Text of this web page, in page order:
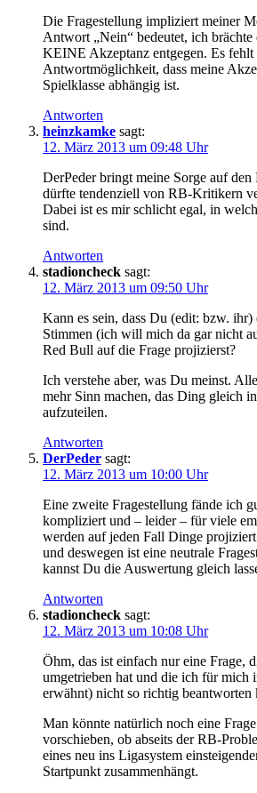
Die Fragestellung impliziert meiner
Antwort „Nein“ bedeutet, ich
KEINE Akzeptanz entgegen. Es fehlt
Antwortmöglichkeit, dass meine
Spielklasse abhängig ist.
Antworten
heinzkamke sagt:
12. März 2013 um 09:48 Uhr
DerPeder bringt meine Sorge auf
dürfte tendenziell von RB-Kritikern
Dabei ist es mir schlicht egal, in
sind.
Antworten
stadioncheck sagt:
12. März 2013 um 09:50 Uhr
Kann es sein, dass Du (edit: bzw.
Stimmen (ich will mich da gar nicht
Red Bull auf die Frage projizierst?
Ich verstehe aber, was Du meinst.
mehr Sinn machen, das Ding gleich
aufzuteilen.
Antworten
DerPeder sagt:
12. März 2013 um 10:00 Uhr
Eine zweite Fragestellung fände ich
kompliziert und – leider – für viele
werden auf jeden Fall Dinge
und deswegen ist eine neutrale
kannst Du die Auswertung gleich
Antworten
stadioncheck sagt:
12. März 2013 um 10:08 Uhr
Öhm, das ist einfach nur eine Frage,
umgetrieben hat und die ich für mich
erwähnt) nicht so richtig beantworten
Man könnte natürlich noch eine
vorschieben, ob abseits der RB-
eines neu ins Ligasystem
Startpunkt zusammenhängt.